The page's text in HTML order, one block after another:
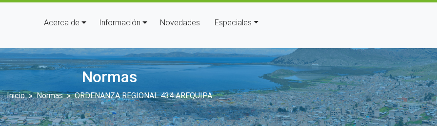
Navegación principal
Acerca de Información Novedades Especiales
Normas
Sobrescribir enlaces de ayuda a la navegación
Inicio Normas ORDENANZA REGIONAL 434 AREQUIPA